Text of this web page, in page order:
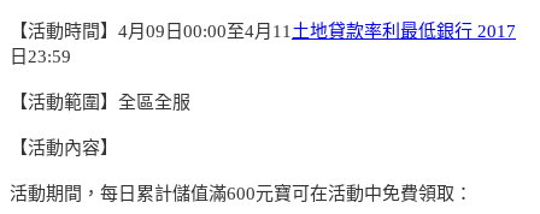
【活動時間】4月09日00:00至4月11 土地貸款率利最低銀行 2017
日23:59
【活動範圍】全區全服
【活動內容】
活動期間，每日累計儲值滿600元寶可在活動中免費領取：